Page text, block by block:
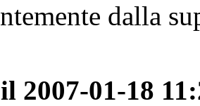
dalla
2007-01-18